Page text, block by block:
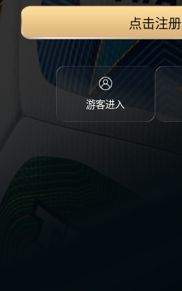
点击注册
游客进入